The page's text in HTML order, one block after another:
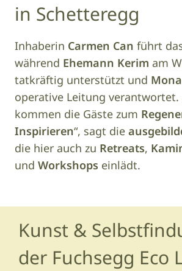
in Schetteregg
Inhaberin Carmen Can führt
während Ehemann Kerim am
tatkräftig unterstützt und
operative Leitung verantwortet.
kommen die Gäste zum
Inspirieren“, sagt die
die hier auch zu Retreats,
und Workshops einlädt.
Kunst &
der Fuchsegg Eco